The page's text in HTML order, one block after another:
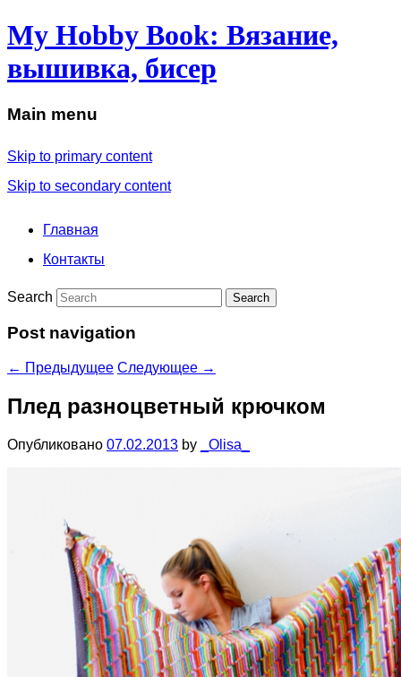
My Hobby Book: Вязание,
вышивка, бисер
Main menu
Skip to primary content
Skip to secondary content
Главная
Контакты
Search
Post navigation
← Предыдущее Следующее →
Плед разноцветный крючком
Опубликовано 07.02.2013 by _Olisa_